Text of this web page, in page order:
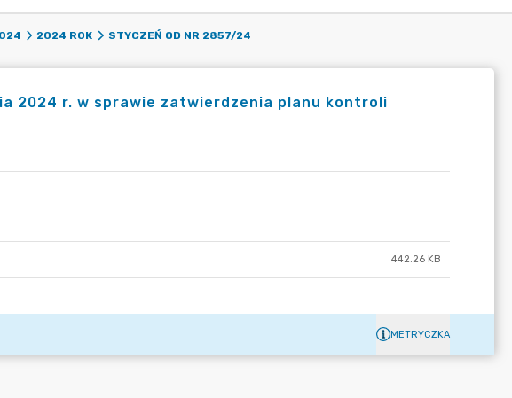
2024 ROK
STYCZEŃ OD NR 2857/24
2024 r. w sprawie zatwierdzenia planu kontroli
442.26 KB
METRYCZKA